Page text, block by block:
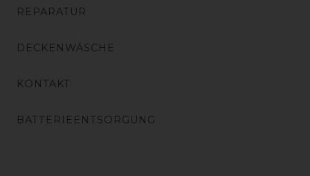
REPARATUR
DECKENWÄSCHE
KONTAKT
BATTERIEENTSORGUNG